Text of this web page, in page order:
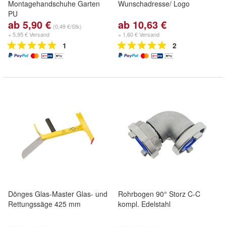
Montagehandschuhe Garten
PU
ab 5,90 € (0,49 €/Stk)
+ 5,95 € Versand
1
Wunschadresse/ Logo
ab 10,63 €
+ 1,60 € Versand
2
Dönges Glas-Master Glas- und
Rettungssäge 425 mm
Rohrbogen 90° Storz C-C
kompl. Edelstahl